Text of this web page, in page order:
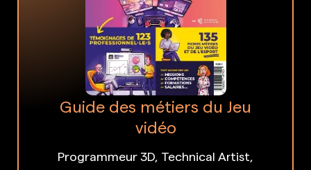
Guide des métiers du Jeu
vidéo
Programmeur 3D, Technical Artist,